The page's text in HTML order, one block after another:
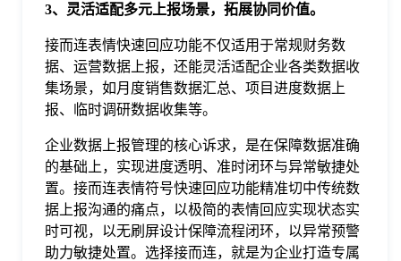
3、灵活适配多元上报场景，拓展协同价值。
接而连表情快速回应功能不仅适用于常规财务数
据、运营数据上报，还能灵活适配企业各类数据收
集场景，如月度销售数据汇总、项目进度数据上
报、临时调研数据收集等。
企业数据上报管理的核心诉求，是在保障数据准确
的基础上，实现进度透明、准时闭环与异常敏捷处
置。接而连表情符号快速回应功能精准切中传统数
据上报沟通的痛点，以极简的表情回应实现状态实
时可视，以无刷屏设计保障流程闭环，以异常预警
助力敏捷处置。选择接而连，就是为企业打造专属